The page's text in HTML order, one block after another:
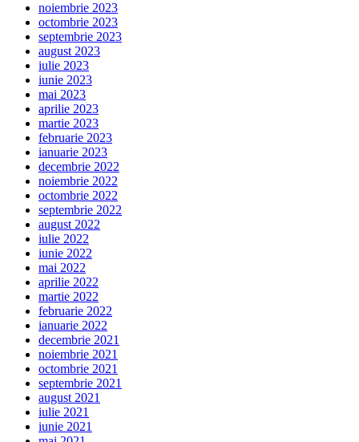
noiembrie 2023
octombrie 2023
septembrie 2023
august 2023
iulie 2023
iunie 2023
mai 2023
aprilie 2023
martie 2023
februarie 2023
ianuarie 2023
decembrie 2022
noiembrie 2022
octombrie 2022
septembrie 2022
august 2022
iulie 2022
iunie 2022
mai 2022
aprilie 2022
martie 2022
februarie 2022
ianuarie 2022
decembrie 2021
noiembrie 2021
octombrie 2021
septembrie 2021
august 2021
iulie 2021
iunie 2021